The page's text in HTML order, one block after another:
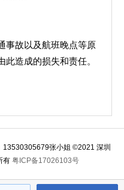
事故以及航班晚点等原
造成的损失和责任。
张小姐 ©2021 深圳
有 粤ICP备17026103号